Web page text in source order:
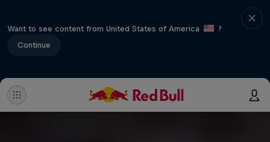
Want to see content from United States of America
?
Continue